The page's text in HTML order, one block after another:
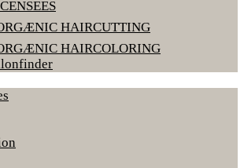
HAIRCUTTING
HAIRCOLORING